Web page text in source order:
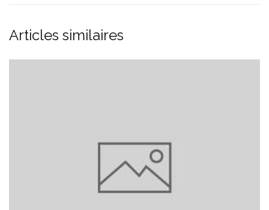
Articles similaires